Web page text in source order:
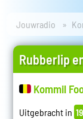
Jouwradio
Rubberlip
Kommil
Uitgebracht in